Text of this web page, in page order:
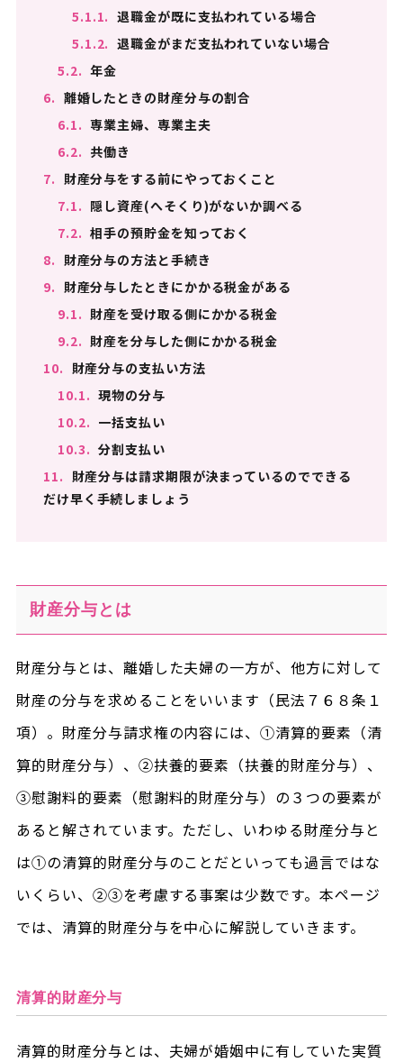
5.1.1. 退職金が既に支払われている場合
5.1.2. 退職金がまだ支払われていない場合
5.2. 年金
6. 離婚したときの財産分与の割合
6.1. 専業主婦、専業主夫
6.2. 共働き
7. 財産分与をする前にやっておくこと
7.1. 隠し資産(へそくり)がないか調べる
7.2. 相手の預貯金を知っておく
8. 財産分与の方法と手続き
9. 財産分与したときにかかる税金がある
9.1. 財産を受け取る側にかかる税金
9.2. 財産を分与した側にかかる税金
10. 財産分与の支払い方法
10.1. 現物の分与
10.2. 一括支払い
10.3. 分割支払い
11. 財産分与は請求期限が決まっているのでできる
だけ早く手続しましょう
財産分与とは
財産分与とは、離婚した夫婦の一方が、他方に対して
財産の分与を求めることをいいます（民法７６８条１
項）。財産分与請求権の内容には、①清算的要素（清
算的財産分与）、②扶養的要素（扶養的財産分与）、
③慰謝料的要素（慰謝料的財産分与）の３つの要素が
あると解されています。ただし、いわゆる財産分与と
は①の清算的財産分与のことだといっても過言ではな
いくらい、②③を考慮する事案は少数です。本ページ
では、清算的財産分与を中心に解説していきます。
清算的財産分与
清算的財産分与とは、夫婦が婚姻中に有していた実質